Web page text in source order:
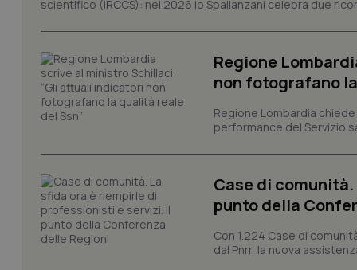
scientifico (IRCCS): nel 2026 lo Spallanzani celebra due
Regione
non fotografano
Regione Lombardia
performance del Servizio
Case di
punto della
Con 1.224 Case di
dal Pnrr, la nuova
e l'accesso alle
tracking-sites-
tracking-sites-